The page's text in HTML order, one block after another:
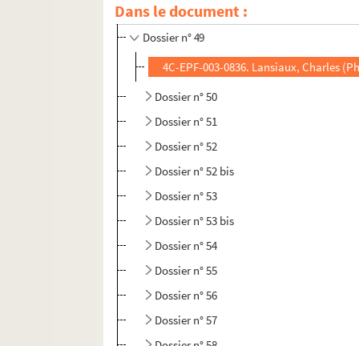
Dans le document :
Dossier n° 48
Dossier n° 49
4C-EPF-003-0836. Lansiaux, Charles
Dossier n° 50
Dossier n° 51
Dossier n° 52
Dossier n° 52 bis
Dossier n° 53
Dossier n° 53 bis
Dossier n° 54
Dossier n° 55
Dossier n° 56
Dossier n° 57